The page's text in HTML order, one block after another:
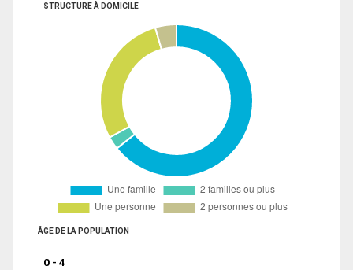
STRUCTURE À DOMICILE
ÂGE DE LA POPULATION
0 - 4